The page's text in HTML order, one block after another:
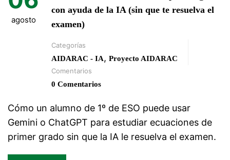
agosto
con ayuda de la IA (sin que te resuelva el
examen)
Categorías
AIDARAC - IA, Proyecto AIDARAC
Comentarios
0 Comentarios
Cómo un alumno de 1º de ESO puede usar
Gemini o ChatGPT para estudiar ecuaciones de
primer grado sin que la IA le resuelva el examen.